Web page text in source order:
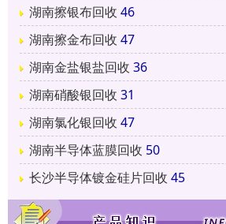
湖南擦银布回收 46
湖南擦金布回收 47
湖南金盐银盐回收 36
湖南硝酸银回收 31
湖南氯化银回收 47
湖南半导体蓝膜回收 50
长沙半导体镀金硅片回收 45